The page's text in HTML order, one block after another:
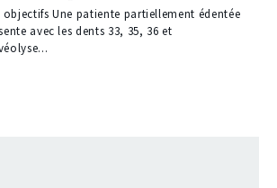
Une patiente partiellement édentée
avec les dents 33, 35, 36 et